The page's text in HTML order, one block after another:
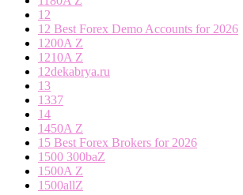
12
12 Best Forex Demo Accounts for 2026
1200A Z
1210A Z
12dekabrya.ru
13
1337
14
1450A Z
15 Best Forex Brokers for 2026
1500 300baZ
1500A Z
1500allZ